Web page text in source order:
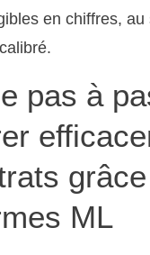
en chiffres, au
pas à
ML